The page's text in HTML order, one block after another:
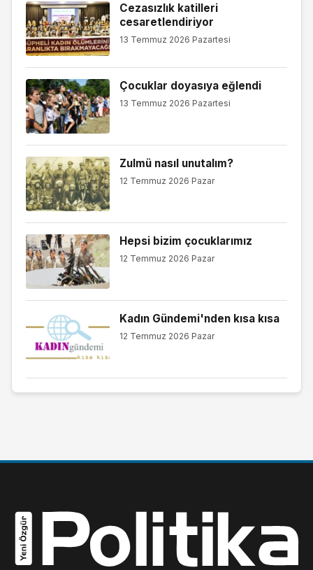
Cezasızlık katilleri
cesaretlendiriyor
13 Temmuz 2026 Pazartesi
Çocuklar doyasıya eğlendi
13 Temmuz 2026 Pazartesi
Zulmü nasıl unutalım?
12 Temmuz 2026 Pazar
Hepsi bizim çocuklarımız
12 Temmuz 2026 Pazar
Kadın Gündemi'nden kısa kısa
12 Temmuz 2026 Pazar